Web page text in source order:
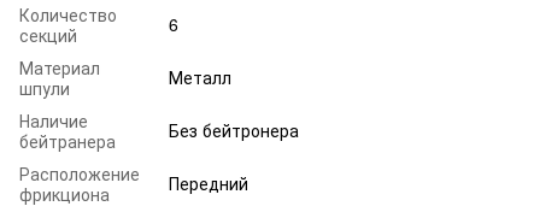
Количество
секций
6
Материал
шпули
Металл
Наличие
бейтранера
Без бейтронера
Расположение
фрикциона
Передний